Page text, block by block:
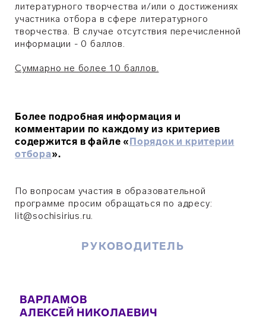
литературного творчества и/или о достижениях
участника отбора в сфере литературного
творчества. В случае отсутствия перечисленной
информации - 0 баллов.
Суммарно нe бoлee 10 бaллoв.
Более подробная информация и
комментарии по каждому из критериев
содержится в файле «Порядок и критерии
отбора».
По вопросам участия в образовательной
программе просим обращаться по адресу:
lit@sochisirius.ru.
РУКОВОДИТЕЛЬ
ВАРЛАМОВ
АЛЕКСЕЙ НИКОЛАЕВИЧ